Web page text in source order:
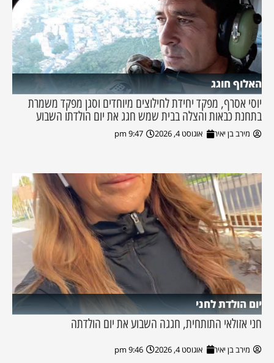
האלוף חוגג
יוסי אסרף, מפקד יחידת לחילוצים מיוחדים וסגן מפקד משמרת
בתחנת כבאות והצלה בבית שמש חגג את יום הולדתו השבוע
מירב בן יאיר אוגוסט 4, 2026 9:47 pm
יום הולדת לחני
חני אזולאי התותחית, חגגה השבוע את יום הולדתה
מירב בן יאיר אוגוסט 4, 2026 9:46 pm